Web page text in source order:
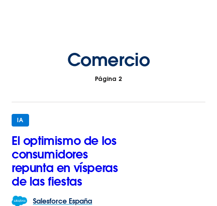
Comercio
Página 2
IA
El optimismo de los
consumidores
repunta en vísperas
de las fiestas
Salesforce España